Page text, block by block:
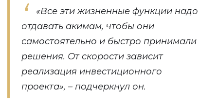
«Все эти жизненные функции надо
отдавать акимам, чтобы они
самостоятельно и быстро принимали
решения. От скорости зависит
реализация инвестиционного
проекта», – подчеркнул он.